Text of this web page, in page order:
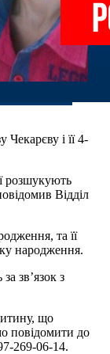
і її 4-
розшукують
Відділ
та її
народження.
зв’язок з
що
повідомити до
269-06-14.